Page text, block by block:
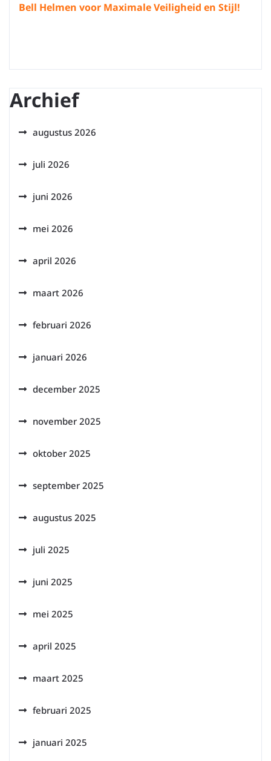
Bell Helmen voor Maximale Veiligheid en Stijl!
Archief
augustus 2026
juli 2026
juni 2026
mei 2026
april 2026
maart 2026
februari 2026
januari 2026
december 2025
november 2025
oktober 2025
september 2025
augustus 2025
juli 2025
juni 2025
mei 2025
april 2025
maart 2025
februari 2025
januari 2025